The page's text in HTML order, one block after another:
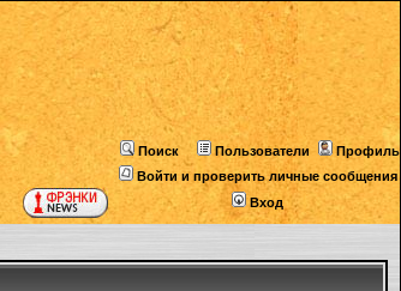
Поиск Пользователи
Профиль
Войти и проверить личные сообщения
Вход